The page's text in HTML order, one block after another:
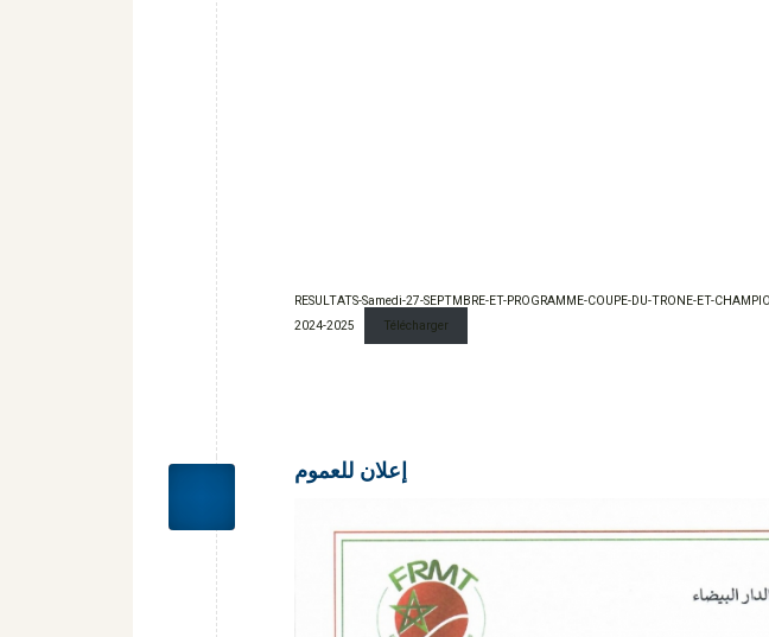
RESULTATS-Samedi-27-SEPTMBRE-ET-PROGRAMME-COUPE-DU-TRONE-ET-
2024-2025
Télécharger
إعلان للعموم